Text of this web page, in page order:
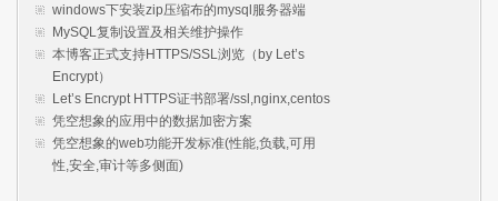
windows下安装zip压缩布的mysql服务器端
MySQL复制设置及相关维护操作
本博客正式支持HTTPS/SSL浏览（by Let’s
Encrypt）
Let’s Encrypt HTTPS证书部署/ssl,nginx,centos
凭空想象的应用中的数据加密方案
凭空想象的web功能开发标准(性能,负载,可用
性,安全,审计等多侧面)